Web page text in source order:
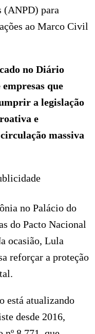
(ANPD) para
ao Marco Civil
no Diário
que
a legislação
e
massiva
no Palácio do
do Pacto Nacional
ocasião, Lula
reforçar a proteção
está atualizando
desde 2016,